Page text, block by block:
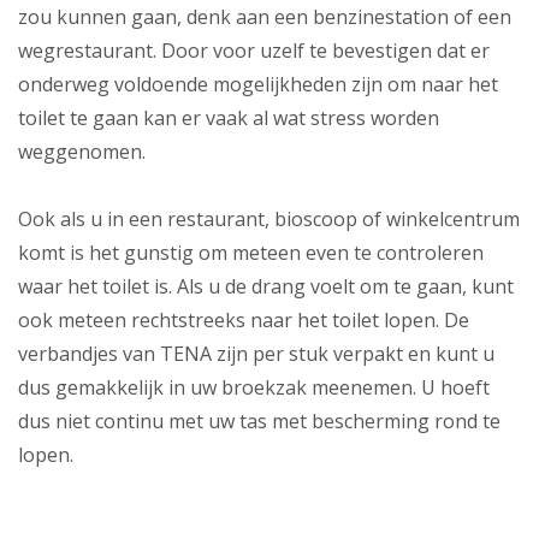
zou kunnen gaan, denk aan een benzinestation of een
wegrestaurant. Door voor uzelf te bevestigen dat er
onderweg voldoende mogelijkheden zijn om naar het
toilet te gaan kan er vaak al wat stress worden
weggenomen.
Ook als u in een restaurant, bioscoop of winkelcentrum
komt is het gunstig om meteen even te controleren
waar het toilet is. Als u de drang voelt om te gaan, kunt
ook meteen rechtstreeks naar het toilet lopen. De
verbandjes van TENA zijn per stuk verpakt en kunt u
dus gemakkelijk in uw broekzak meenemen. U hoeft
dus niet continu met uw tas met bescherming rond te
lopen.